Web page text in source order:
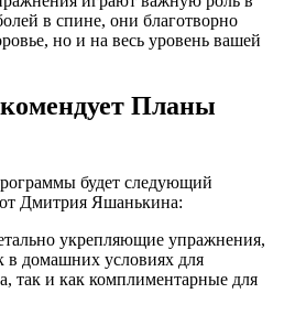
в спине, они благотворно
но и на весь уровень вашей
Планы
будет следующий
Дмитрия Яшанькина:
укрепляющие упражнения,
в домашних условиях для
так и как комплиментарные для